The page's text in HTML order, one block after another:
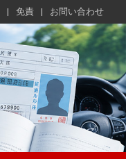
免責 お問い合わせ